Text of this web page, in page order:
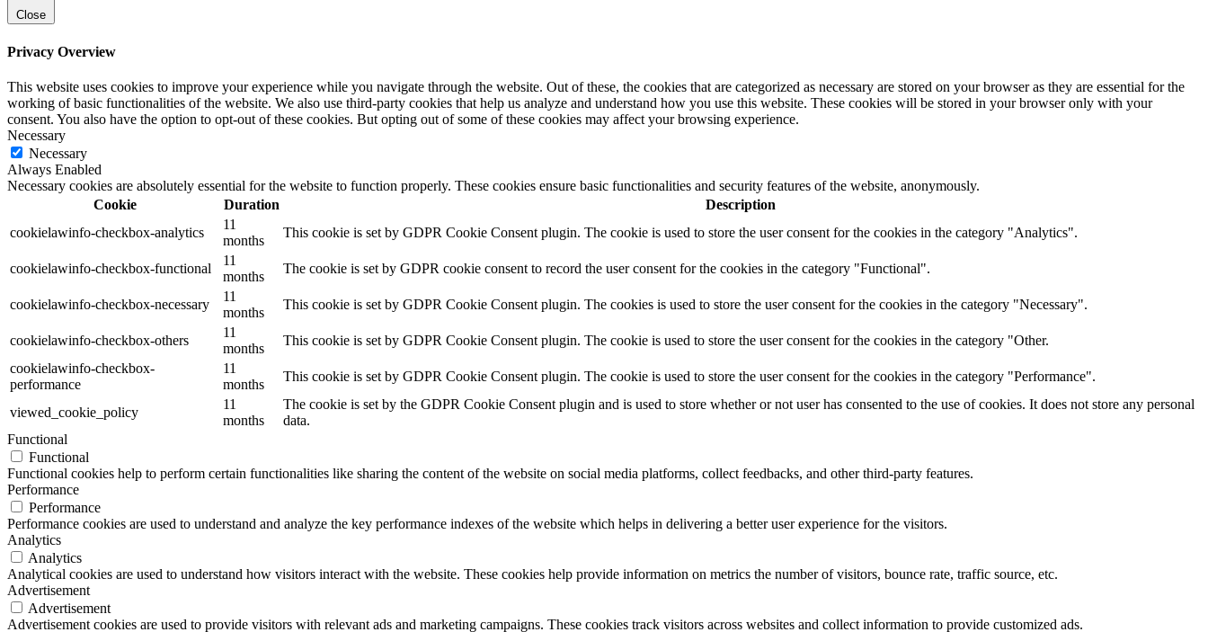
Close
Privacy Overview
This website uses cookies to improve your experience while you navigate through the website. Out of these, the cookies that are categorized as necessary are stored on your browser as they are essential for the
working of basic functionalities of the website. We also use third-party cookies that help us analyze and understand how you use this website. These cookies will be stored in your browser only with your
consent. You also have the option to opt-out of these cookies. But opting out of some of these cookies may affect your browsing experience.
Necessary
Necessary
Always Enabled
Necessary cookies are absolutely essential for the website to function properly. These cookies ensure basic functionalities and security features of the website, anonymously.
Cookie
Duration
Description
cookielawinfo-checkbox-analytics
11
months
This cookie is set by GDPR Cookie Consent plugin. The cookie is used to store the user consent for the cookies in the category "Analytics".
cookielawinfo-checkbox-functional
11
months
The cookie is set by GDPR cookie consent to record the user consent for the cookies in the category "Functional".
cookielawinfo-checkbox-necessary
11
months
This cookie is set by GDPR Cookie Consent plugin. The cookies is used to store the user consent for the cookies in the category "Necessary".
cookielawinfo-checkbox-others
11
months
This cookie is set by GDPR Cookie Consent plugin. The cookie is used to store the user consent for the cookies in the category "Other.
cookielawinfo-checkbox-
performance
11
months
This cookie is set by GDPR Cookie Consent plugin. The cookie is used to store the user consent for the cookies in the category "Performance".
viewed_cookie_policy
11
months
The cookie is set by the GDPR Cookie Consent plugin and is used to store whether or not user has consented to the use of cookies. It does not store any personal
data.
Functional
Functional
Functional cookies help to perform certain functionalities like sharing the content of the website on social media platforms, collect feedbacks, and other third-party features.
Performance
Performance
Performance cookies are used to understand and analyze the key performance indexes of the website which helps in delivering a better user experience for the visitors.
Analytics
Analytics
Analytical cookies are used to understand how visitors interact with the website. These cookies help provide information on metrics the number of visitors, bounce rate, traffic source, etc.
Advertisement
Advertisement
Advertisement cookies are used to provide visitors with relevant ads and marketing campaigns. These cookies track visitors across websites and collect information to provide customized ads.